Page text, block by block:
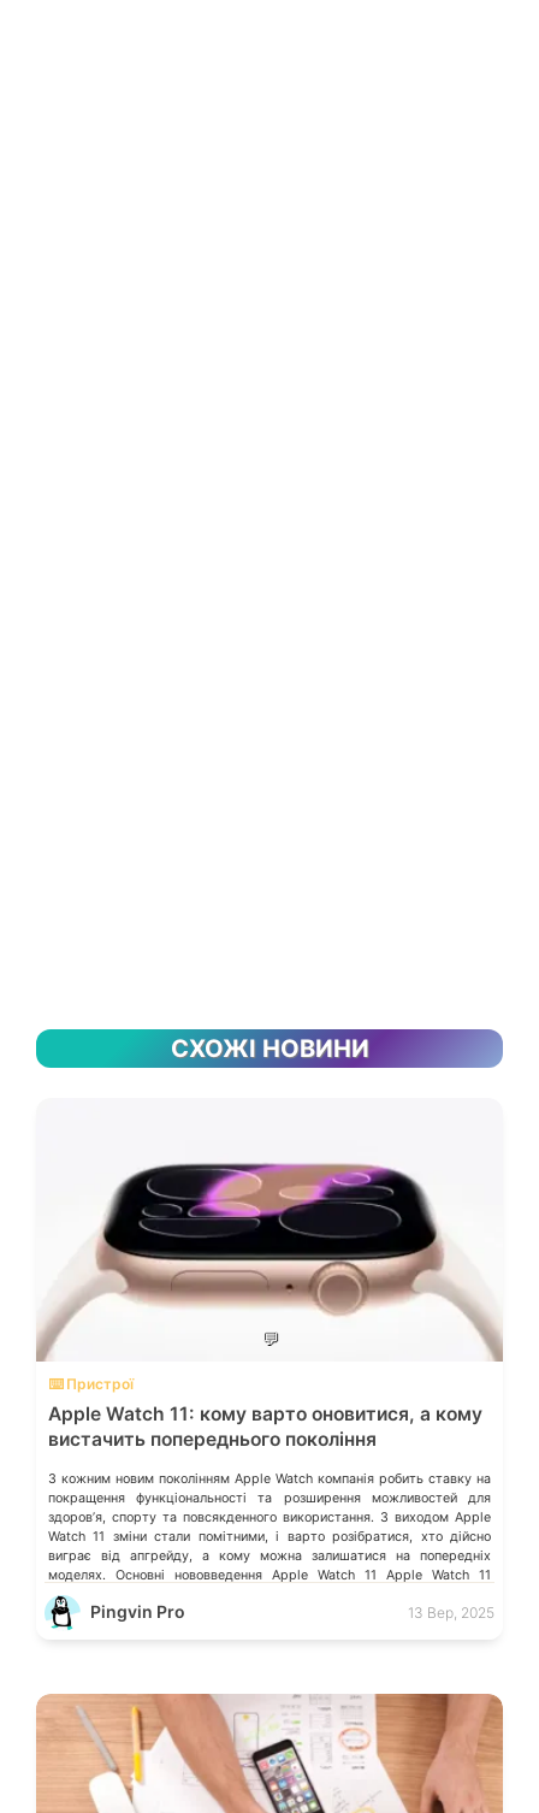
СХОЖІ НОВИНИ
💬
⌨️ Пристрої
Apple Watch 11: кому варто оновитися, а кому
вистачить попереднього покоління
З кожним новим поколінням Apple Watch компанія робить ставку на
покращення функціональності та розширення можливостей для
здоровʼя, спорту та повсякденного використання. З виходом Apple
Watch 11 зміни стали помітними, і варто розібратися, хто дійсно
виграє від апгрейду, а кому можна залишатися на попередніх
моделях. Основні нововведення Apple Watch 11 Apple Watch 11
отримали кілька ключових […]
Pingvin Pro 13 Вер, 2025